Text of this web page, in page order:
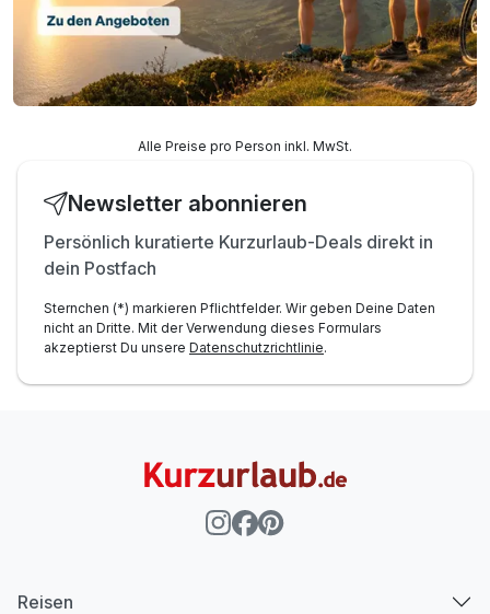
Alle Preise pro Person inkl. MwSt.
Newsletter abonnieren
Persönlich kuratierte Kurzurlaub-Deals direkt in
dein Postfach
Sternchen (*) markieren Pflichtfelder. Wir geben Deine Daten
nicht an Dritte. Mit der Verwendung dieses Formulars
akzeptierst Du unsere Datenschutzrichtlinie.
Reisen